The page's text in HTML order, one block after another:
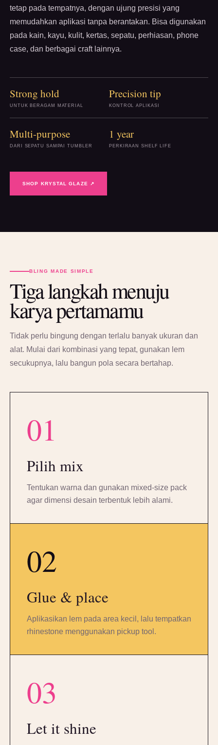
tetap pada tempatnya, dengan ujung presisi yang
memudahkan aplikasi tanpa berantakan. Bisa digunakan
pada kain, kayu, kulit, kertas, sepatu, perhiasan, phone
case, dan berbagai craft lainnya.
Strong hold
UNTUK BERAGAM MATERIAL
Precision tip
KONTROL APLIKASI
Multi-purpose
DARI SEPATU SAMPAI TUMBLER
1 year
PERKIRAAN SHELF LIFE
SHOP KRYSTAL GLAZE ↗
BLING MADE SIMPLE
Tiga langkah menuju
karya pertamamu
Tidak perlu bingung dengan terlalu banyak ukuran dan
alat. Mulai dari kombinasi yang tepat, gunakan lem
secukupnya, lalu bangun pola secara bertahap.
01
Pilih mix
Tentukan warna dan gunakan mixed-size pack
agar dimensi desain terbentuk lebih alami.
02
Glue & place
Aplikasikan lem pada area kecil, lalu tempatkan
rhinestone menggunakan pickup tool.
03
Let it shine